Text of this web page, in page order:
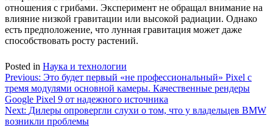
отношения с грибами. Эксперимент не обращал внимание на
влияние низкой гравитации или высокой радиации. Однако
есть предположение, что лунная гравитация может даже
способствовать росту растений.
Posted in Наука и технологии
Навигация
по
записям
Previous: Это будет первый «не профессиональный» Pixel с
тремя модулями основной камеры. Качественные рендеры
Google Pixel 9 от надежного источника
Next: Дилеры опровергли слухи о том, что у владельцев BMW
возникли проблемы